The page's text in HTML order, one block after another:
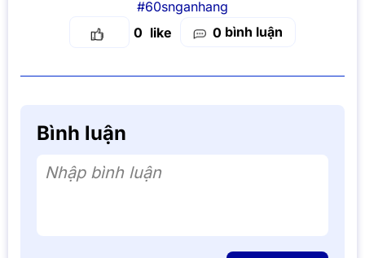
#60snganhang
0
0 bình luận
Bình luận
Nhập bình luận